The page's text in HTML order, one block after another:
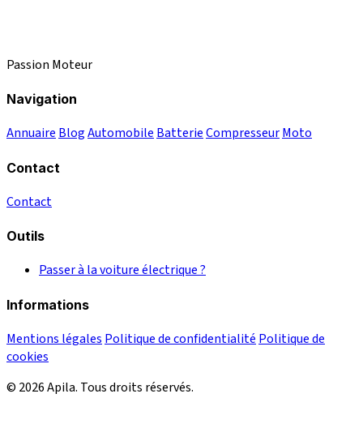
Passion Moteur
Navigation
Annuaire BlogAutomobile BatterieCompresseurMoto
Contact
Contact
Outils
Passer à la voiture électrique ?
Informations
Mentions légales Politique de confidentialité Politique de
cookies
© 2026 Apila. Tous droits réservés.